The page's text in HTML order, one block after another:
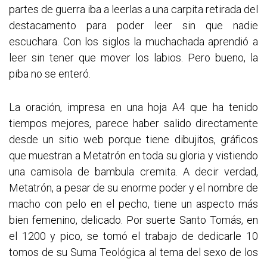
partes de guerra iba a leerlas a una carpita retirada del
destacamento para poder leer sin que nadie
escuchara. Con los siglos la muchachada aprendió a
leer sin tener que mover los labios. Pero bueno, la
piba no se enteró.
La oración, impresa en una hoja A4 que ha tenido
tiempos mejores, parece haber salido directamente
desde un sitio web porque tiene dibujitos, gráficos
que muestran a Metatrón en toda su gloria y vistiendo
una camisola de bambula cremita. A decir verdad,
Metatrón, a pesar de su enorme poder y el nombre de
macho con pelo en el pecho, tiene un aspecto más
bien femenino, delicado. Por suerte Santo Tomás, en
el 1200 y pico, se tomó el trabajo de dedicarle 10
tomos de su Suma Teológica al tema del sexo de los